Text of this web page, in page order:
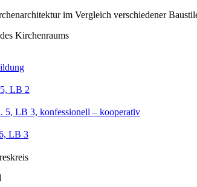
im Vergleich verschiedener
Kirchenraums
LB 2
5, LB 3, konfessionell – kooperativ
LB 3